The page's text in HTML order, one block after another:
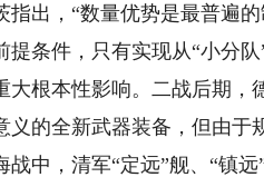
，“数量优势是最普遍的
提条件，只有实现从“小分
大根本性影响。二战后期
义的全新武器装备，但由
战中，清军“定远”舰、“镇